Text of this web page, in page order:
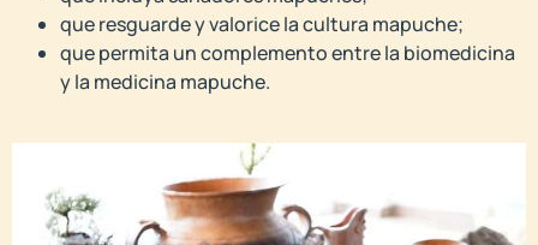
que resguarde y valorice la cultura mapuche;
que permita un complemento entre la biomedicina
y la medicina mapuche.